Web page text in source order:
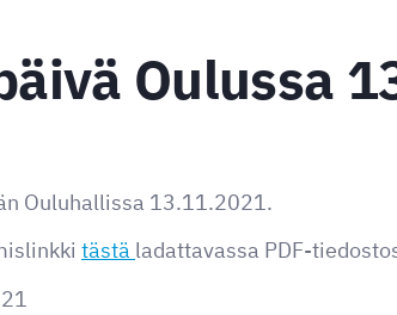
Oulussa
Ouluhallissa 13.11.2021.
tästä ladattavassa PDF-